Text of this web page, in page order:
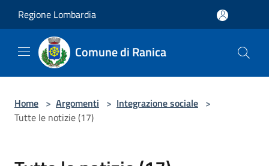
Regione Lombardia
Comune di Ranica
Home > Argomenti > Integrazione sociale >
Tutte le notizie (17)